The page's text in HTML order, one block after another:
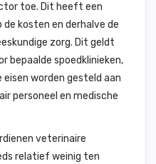
toe. Dit heeft een
de kosten en derhalve de
zorg. Dit geldt
bepaalde spoedklinieken,
worden gesteld aan
personeel en medische
veterinaire
relatief weinig ten